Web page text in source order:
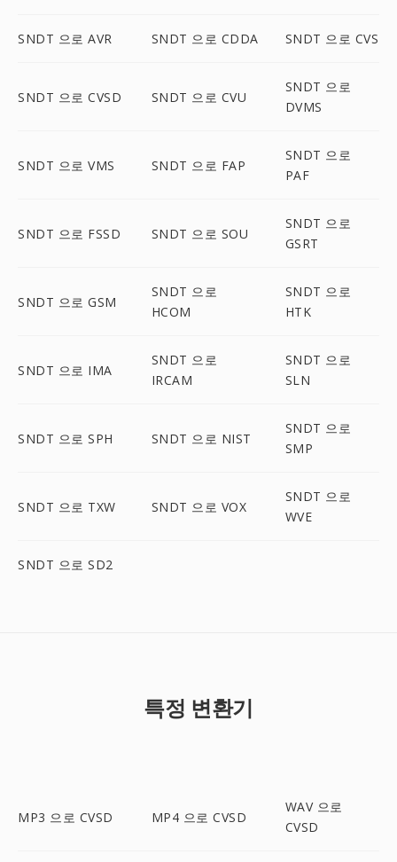
SNDT 으로 AVR SNDT 으로 CDDA SNDT 으로 CVS
SNDT 으로 CVSD SNDT 으로 CVU
SNDT 으로
DVMS
SNDT 으로 VMS SNDT 으로 FAP
SNDT 으로
PAF
SNDT 으로 FSSD SNDT 으로 SOU
SNDT 으로
GSRT
SNDT 으로 GSM
SNDT 으로
HCOM
SNDT 으로
HTK
SNDT 으로 IMA
SNDT 으로
IRCAM
SNDT 으로
SLN
SNDT 으로 SPH SNDT 으로 NIST
SNDT 으로
SMP
SNDT 으로 TXW SNDT 으로 VOX
SNDT 으로
WVE
SNDT 으로 SD2
특정 변환기
MP3 으로 CVSD MP4 으로 CVSD
WAV 으로
CVSD